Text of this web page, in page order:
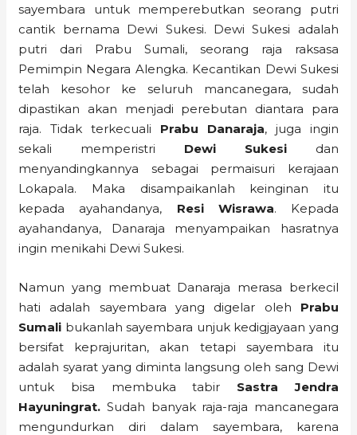
sayembara untuk memperebutkan seorang putri
cantik bernama Dewi Sukesi. Dewi Sukesi adalah
putri dari Prabu Sumali, seorang raja raksasa
Pemimpin Negara Alengka. Kecantikan Dewi Sukesi
telah kesohor ke seluruh mancanegara, sudah
dipastikan akan menjadi perebutan diantara para
raja. Tidak terkecuali Prabu Danaraja, juga ingin
sekali memperistri Dewi Sukesidan
menyandingkannya sebagai permaisuri kerajaan
Lokapala. Maka disampaikanlah keinginan itu
kepada ayahandanya, Resi Wisrawa. Kepada
ayahandanya, Danaraja menyampaikan hasratnya
ingin menikahi Dewi Sukesi.
Namun yang membuat Danaraja merasa berkecil
hati adalah sayembara yang digelar oleh Prabu
Sumali bukanlah sayembara unjuk kedigjayaan yang
bersifat keprajuritan, akan tetapi sayembara itu
adalah syarat yang diminta langsung oleh sang Dewi
untuk bisa membuka tabir Sastra Jendra
Hayuningrat. Sudah banyak raja-raja mancanegara
mengundurkan diri dalam sayembara, karena